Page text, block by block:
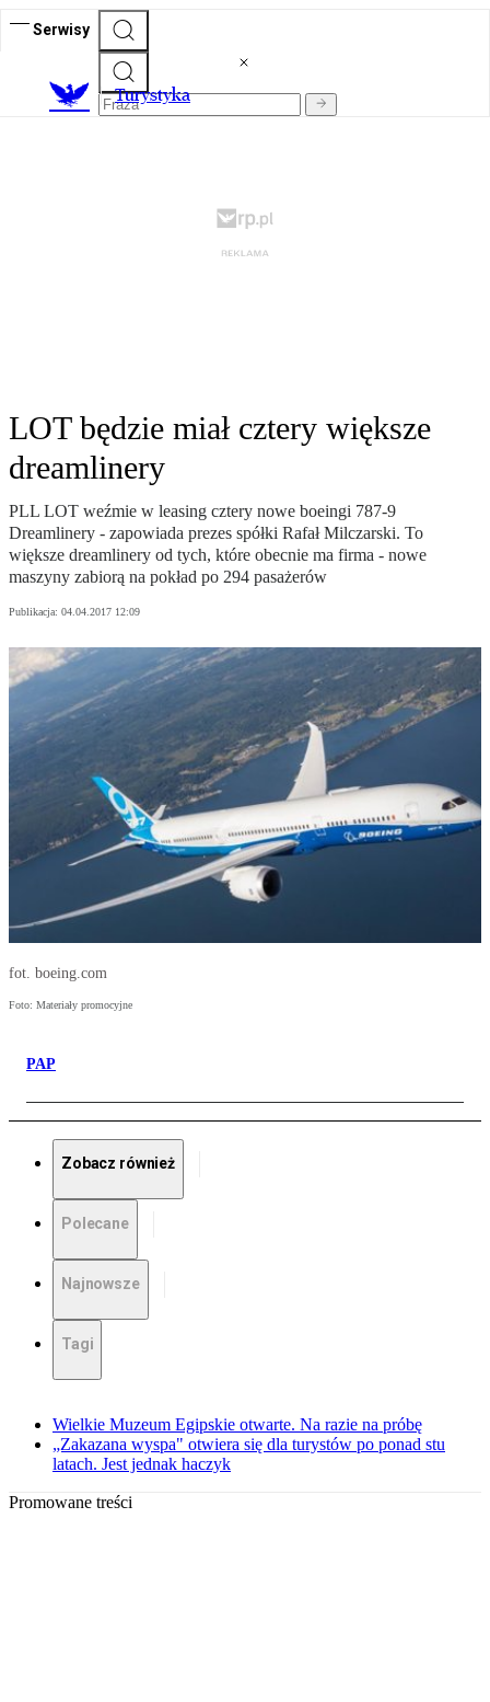
Serwisy
Turystyka
LOT będzie miał cztery większe
dreamlinery
PLL LOT weźmie w leasing cztery nowe boeingi 787-9
Dreamlinery - zapowiada prezes spółki Rafał Milczarski. To
większe dreamlinery od tych, które obecnie ma firma - nowe
maszyny zabiorą na pokład po 294 pasażerów
Publikacja: 04.04.2017 12:09
fot. boeing.com
Foto: Materiały promocyjne
PAP
Zobacz również
Polecane
Najnowsze
Tagi
Wielkie Muzeum Egipskie otwarte. Na razie na próbę
„Zakazana wyspa" otwiera się dla turystów po ponad stu
latach. Jest jednak haczyk
Promowane treści